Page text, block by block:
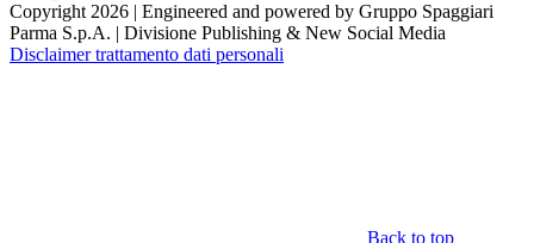
Copyright 2026 | Engineered and powered by Gruppo Spaggiari
Parma S.p.A. | Divisione Publishing & New Social Media
Disclaimer trattamento dati personali
Back to top